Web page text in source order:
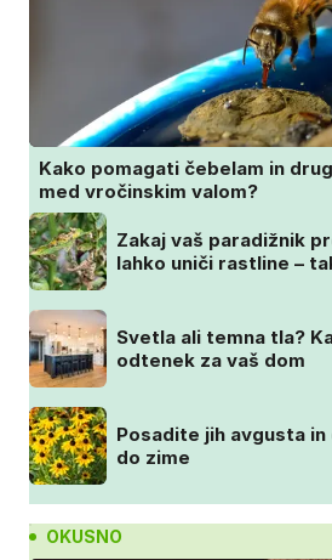
Kako pomagati čebelam in
med vročinskim valom?
Zakaj vaš paradižnik
lahko uniči rastline –
Svetla ali temna tla?
odtenek za vaš dom
Posadite jih avgusta
do zime
OKUSNO